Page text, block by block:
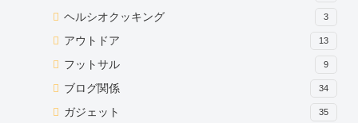
ヘルシオクッキング 3
アウトドア 13
フットサル 9
ブログ関係 34
ガジェット 35